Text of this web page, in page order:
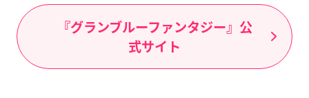
『グランブルーファンタジー』公
式サイト